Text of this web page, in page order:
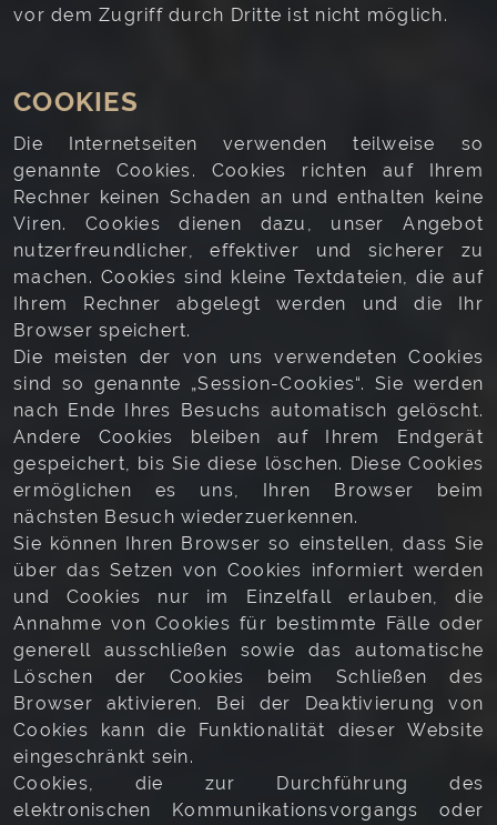
vor dem Zugriff durch Dritte ist nicht möglich.
COOKIES
Die Internetseiten verwenden teilweise so
genannte Cookies. Cookies richten auf Ihrem
Rechner keinen Schaden an und enthalten keine
Viren. Cookies dienen dazu, unser Angebot
nutzerfreundlicher, effektiver und sicherer zu
machen. Cookies sind kleine Textdateien, die auf
Ihrem Rechner abgelegt werden und die Ihr
Browser speichert.
Die meisten der von uns verwendeten Cookies
sind so genannte „Session-Cookies“. Sie werden
nach Ende Ihres Besuchs automatisch gelöscht.
Andere Cookies bleiben auf Ihrem Endgerät
gespeichert, bis Sie diese löschen. Diese Cookies
ermöglichen es uns, Ihren Browser beim
nächsten Besuch wiederzuerkennen.
Sie können Ihren Browser so einstellen, dass Sie
über das Setzen von Cookies informiert werden
und Cookies nur im Einzelfall erlauben, die
Annahme von Cookies für bestimmte Fälle oder
generell ausschließen sowie das automatische
Löschen der Cookies beim Schließen des
Browser aktivieren. Bei der Deaktivierung von
Cookies kann die Funktionalität dieser Website
eingeschränkt sein.
Cookies, die zur Durchführung des
elektronischen Kommunikationsvorgangs oder